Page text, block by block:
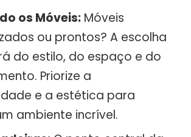
os Móveis: Móveis
ou prontos? A escolha
do estilo, do espaço e do
Priorize a
e a estética para
ambiente incrível.